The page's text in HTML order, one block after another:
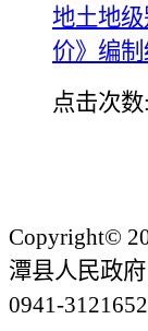
地土地
价》编
点击次数:
Copyright©
潭县人民政
0941-